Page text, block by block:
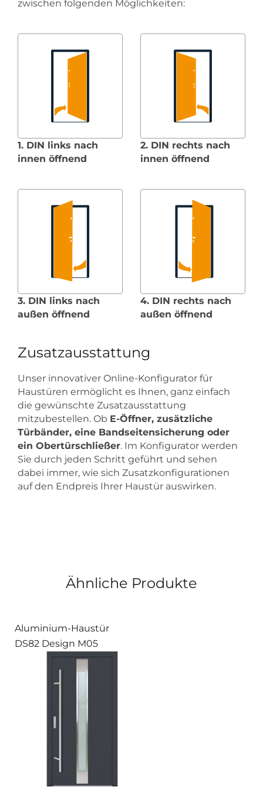
zwischen folgenden Möglichkeiten:
1. DIN links nach
innen öffnend
2. DIN rechts nach
innen öffnend
3. DIN links nach
außen öffnend
4. DIN rechts nach
außen öffnend
Zusatzausstattung
Unser innovativer Online-Konfigurator für
Haustüren ermöglicht es Ihnen, ganz einfach
die gewünschte Zusatzausstattung
mitzubestellen. Ob E-Öffner, zusätzliche
Türbänder, eine Bandseitensicherung oder
ein Obertürschließer. Im Konfigurator werden
Sie durch jeden Schritt geführt und sehen
dabei immer, wie sich Zusatzkonfigurationen
auf den Endpreis Ihrer Haustür auswirken.
Ähnliche Produkte
Aluminium-Haustür
DS82 Design M05